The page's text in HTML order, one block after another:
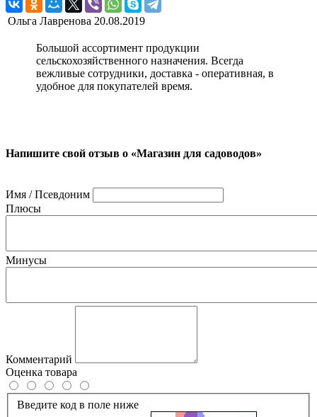
Ольга Лавренова 20.08.2019
Большой ассортимент продукции
сельскохозяйственного назначения. Всегда
вежливые сотрудники, доставка - оперативная, в
удобное для покупателей время.
Напишите свой отзыв о «Магазин для садоводов»
Имя / Псевдоним
Плюсы
Минусы
Комментарий
Оценка товара
Введите код в поле ниже